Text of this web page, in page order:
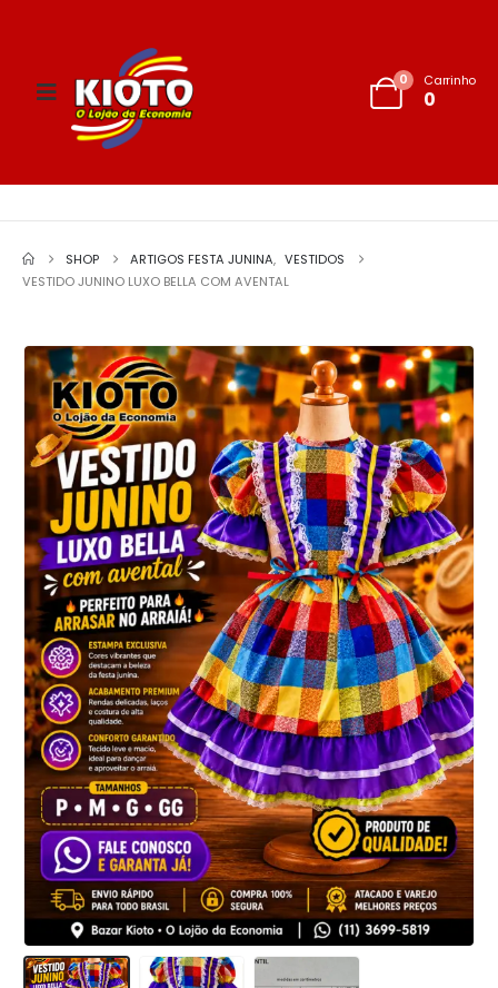
0 Carrinho
0
SHOP ARTIGOS FESTA JUNINA, VESTIDOS
VESTIDO JUNINO LUXO BELLA COM AVENTAL